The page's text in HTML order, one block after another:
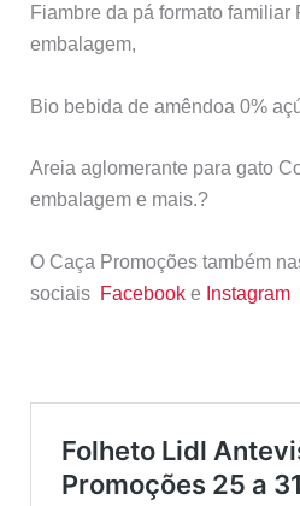
Fiambre da pá formato familiar
embalagem,
Bio bebida de amêndoa 0%
Areia aglomerante para gato
embalagem e mais.?
O Caça Promoções também
sociais Facebooke Instagram